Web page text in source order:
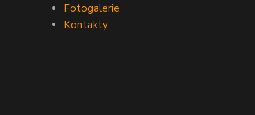
Fotogalerie
Kontakty